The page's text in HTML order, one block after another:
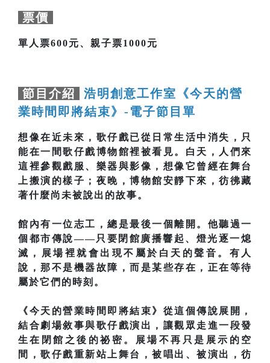
票價
單人票600元、親子票1000元
節目介紹
浩明創意工作室《今天的營
業時間即將結束》-電子節目單
想像在近未來，歌仔戲已從日常生活中消失，只
能在一間歌仔戲博物館裡被看見。白天，人們來
這裡參觀戲服、樂器與影像，想像它曾經在舞台
上搬演的樣子；夜晚，博物館安靜下來，彷彿藏
著什麼尚未被說出的故事。
館內有一位志工，總是最後一個離開。他聽過一
個都市傳說——只要閉館廣播響起、燈光逐一熄
滅，展場裡就會出現不屬於白天的聲音。有人
說，那不是機器故障，而是某些存在，正在等待
屬於它們的時刻。
《今天的營業時間即將結束》從這個傳說展開，
結合劇場敘事與歌仔戲演出，讓觀眾走進一段發
生在閉館之後的祕密。展場不再只是展示的空
間，歌仔戲重新站上舞台，被唱出、被演出，彷